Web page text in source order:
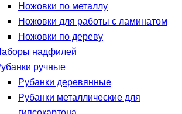
Ножовки по металлу
Ножовки для работы с ламинатом
Ножовки по дереву
надфилей
ручные
Рубанки деревянные
Рубанки металлические для